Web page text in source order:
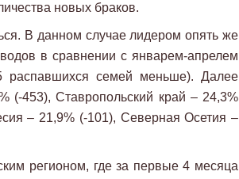
новых браков.
В данном случае лидером опять же
в сравнении с январем-апрелем
распавшихся семей меньше). Далее
(-453), Ставропольский край – 24,3%
– 21,9% (-101), Северная Осетия –
регионом, где за первые 4 месяца